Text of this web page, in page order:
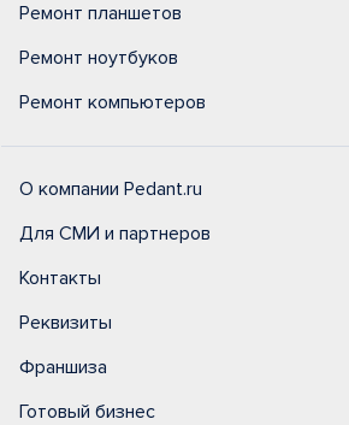
Ремонт планшетов
Ремонт ноутбуков
Ремонт компьютеров
О компании Pedant.ru
Для СМИ и партнеров
Контакты
Реквизиты
Франшиза
Готовый бизнес